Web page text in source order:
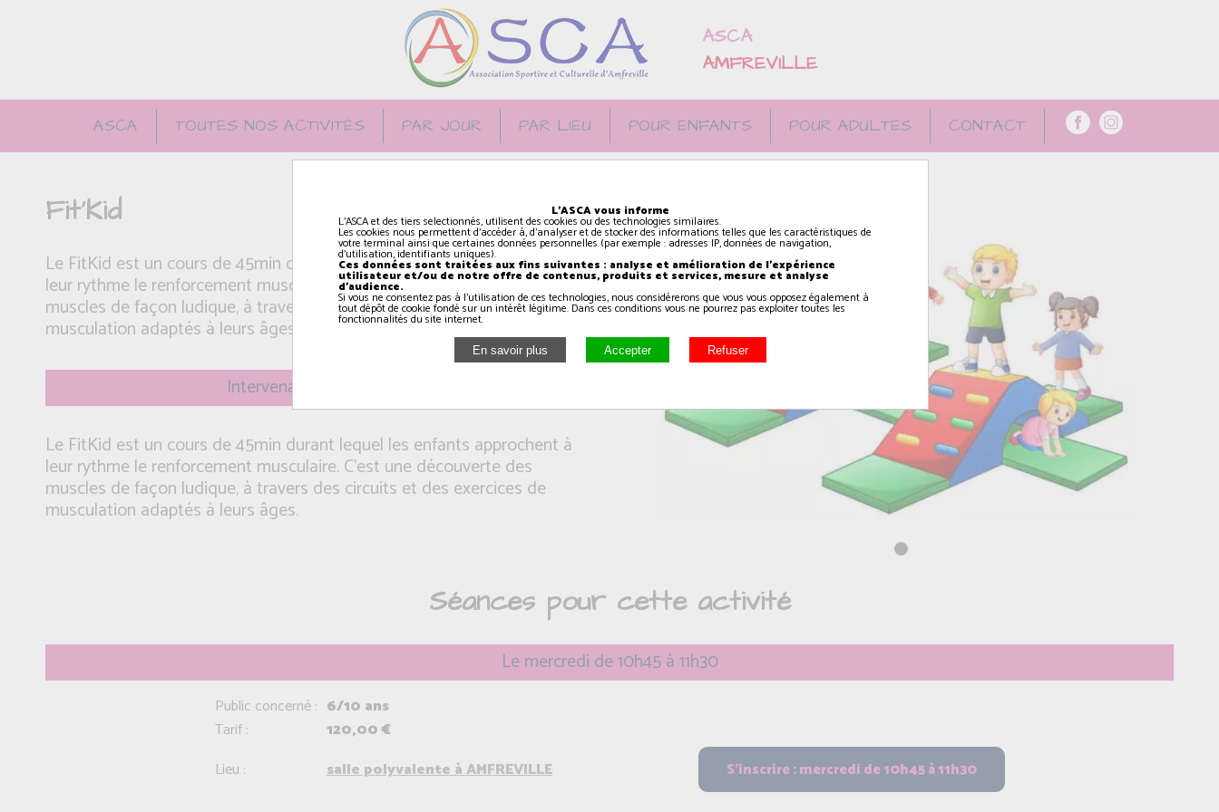
ASCA
AMFREVILLE
ASCA TOUTES NOS ACTIVITÉS PAR JOUR PAR LIEU POUR ENFANTS POUR ADULTES CONTACT
Fit'Kid
Le FitKid est un cours de 45min durant lequel les enfants approchent à
leur rythme le renforcement musculaire. C’est une découverte des
muscles de façon ludique, à travers des circuits et des exercices de
musculation adaptés à leurs âges.
Intervenant(e): Théophile
Le FitKid est un cours de 45min durant lequel les enfants approchent à
leur rythme le renforcement musculaire. C’est une découverte des
muscles de façon ludique, à travers des circuits et des exercices de
musculation adaptés à leurs âges.
Séances pour cette activité
Le mercredi de 10h45 à 11h30
Public concerné : 6/10 ans
Tarif :
120,00 €
Lieu :
salle polyvalente à AMFREVILLE
L'ASCA vous informe
L'ASCA et des tiers selectionnés, utilisent des cookies ou des technologies similaires.
Les cookies nous permettent d'accéder à, d'analyser et de stocker des informations telles que les caractéristiques de
votre terminal ainsi que certaines données personnelles (par exemple : adresses IP, données de navigation,
d'utilisation, identifiants uniques).
Ces données sont traitées aux fins suivantes : analyse et amélioration de l'expérience
utilisateur et/ou de notre offre de contenus, produits et services, mesure et analyse
d'audience.
Si vous ne consentez pas à l'utilisation de ces technologies, nous considérerons que vous vous opposez également à
tout dépôt de cookie fondé sur un intérêt légitime. Dans ces conditions vous ne pourrez pas exploiter toutes les
fonctionnalités du site internet.